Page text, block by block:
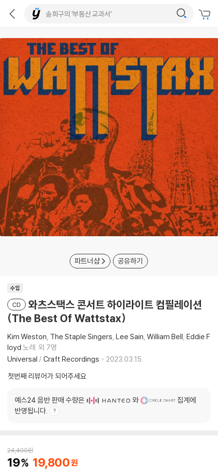
파트너샵 공유하기
수입
CD
와츠스택스 콘서트 하이라이트 컴필레이션
(The Best Of Wattstax)
Kim Weston The Staple Singers Lee Sain William Bell Eddie F
loyd 노래 외 7명
Universal / Craft Recordings
2023.03.15.
첫번째 리뷰어가 되어주세요
예스24 음반 판매 수량은 와
집계에
반영됩니다.
24,400원
19 19,800